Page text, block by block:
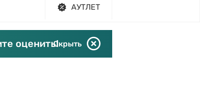
АУТЛЕТ
оценить!Скрыть